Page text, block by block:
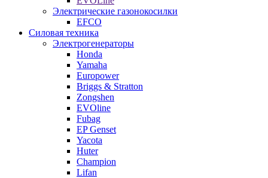
Электрические газонокосилки
EFCO
Силовая техника
Электрогенераторы
Honda
Yamaha
Europower
Briggs & Stratton
Zongshen
EVOline
Fubag
EP Genset
Yacota
Huter
Champion
Lifan